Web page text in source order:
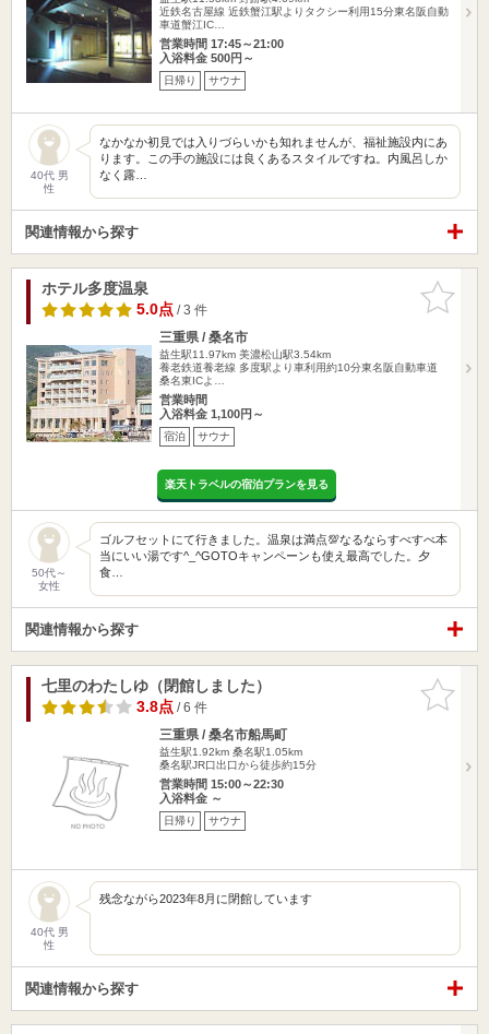
近鉄名古屋線 近鉄蟹江駅よりタクシー利用15分東名阪自動
車道蟹江IC…
営業時間 17:45～21:00
入浴料金 500円～
日帰り サウナ
40代 男
性
なかなか初見では入りづらいかも知れませんが、福祉施設内にあ
ります。この手の施設には良くあるスタイルですね。内風呂しか
なく露…
関連情報から探す
お気に入
りに追加
ホテル多度温泉
5.0点/ 3 件
三重県 / 桑名市
益生駅11.97km 美濃松山駅3.54km
養老鉄道養老線 多度駅より車利用約10分東名阪自動車道
桑名東ICよ…
営業時間
入浴料金 1,100円～
宿泊 サウナ
楽天トラベルの宿泊プランを見る
50代～
女性
ゴルフセットにて行きました。温泉は満点💯なるならすべすべ本
当にいい湯です^_^GOTOキャンペーンも使え最高でした。夕
食…
関連情報から探す
お気に入
りに追加
七里のわたしゆ（閉館しました）
3.8点/ 6 件
三重県 / 桑名市船馬町
益生駅1.92km 桑名駅1.05km
桑名駅JR口出口から徒歩約15分
営業時間 15:00～22:30
入浴料金 ～
日帰り サウナ
40代 男
性
残念ながら2023年8月に閉館しています
関連情報から探す